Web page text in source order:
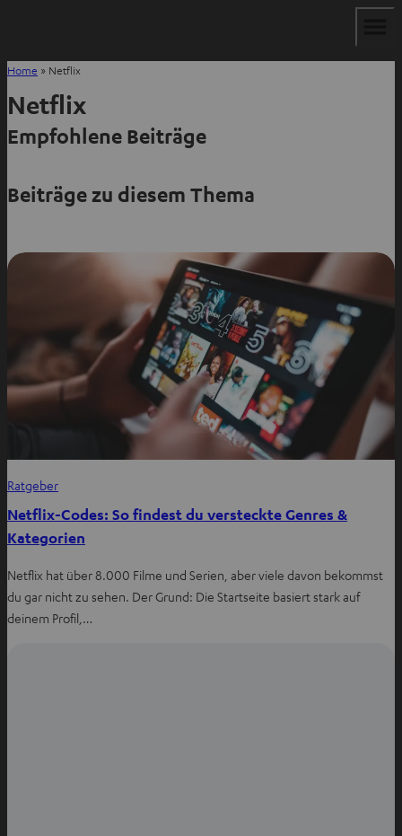
Home » Netflix
Netflix
Empfohlene Beiträge
Beiträge zu diesem Thema
Ratgeber
Netflix-Codes: So findest du versteckte Genres &
Kategorien
Netflix hat über 8.000 Filme und Serien, aber viele davon bekommst
du gar nicht zu sehen. Der Grund: Die Startseite basiert stark auf
deinem Profil,…